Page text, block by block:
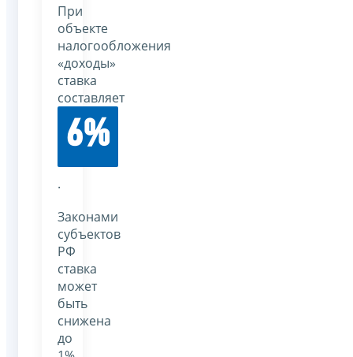
При
объекте
налогообложения
«доходы»
ставка
составляет
6%
.
Законами
субъектов
РФ
ставка
может
быть
снижена
до